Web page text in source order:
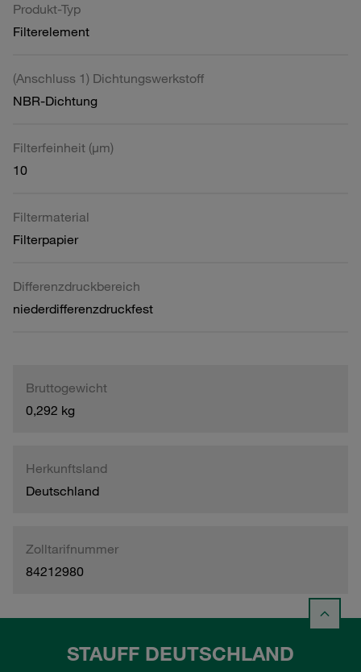
Produkt-Typ
Filterelement
(Anschluss 1) Dichtungswerkstoff
NBR-Dichtung
Filterfeinheit (µm)
10
Filtermaterial
Filterpapier
Differenzdruckbereich
niederdifferenzdruckfest
Bruttogewicht
0,292 kg
Herkunftsland
Deutschland
Zolltarifnummer
84212980
STAUFF DEUTSCHLAND